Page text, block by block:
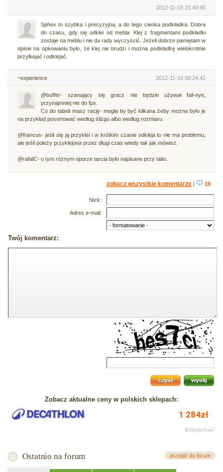
2012-11-18 21:40:45
Sphex to szybka i precyzyjna, a do tego cienka podkładka. Dobra
do czasu, gdy się odklei od mebla. Klej z fragmentami podkładki
zostaje na meblu i nie da rady wyczyścić. Jeżeli dobrze pamiętam w
opisie na opkowaniu było, że klej nie brudzi i można podkładkę wielokrotnie
przylkejać i odklejać.
~experience 2012-11-19 00:24:41
@buffer- szanujący się gracz nie będzie używał fail-eye,
przynajmniej nie do fps.
Co do tabeli masz rację- mogła by być klikana żeby można było je
na przykład posortować według ślizgu albo według rozmiaru
@francus- jeśli się ją przyklei i w krótkim czasie odkleja to nie ma problemu,
ale jeśli poleży przyklejona przez długi czas wtedy tak jak mówisz.
@rafalC- o tym różnym oporze tarcia było napisane przy taito.
zobacz wszystkie komentarze 19
Nick:
Adres e-mail:
Twój komentarz:
Zobacz aktualne ceny w polskich sklepach:
Ostatnio na forum przejdź do forum